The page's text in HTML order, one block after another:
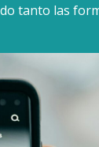
tanto las